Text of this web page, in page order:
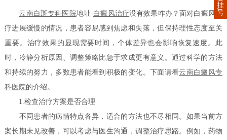
云南白斑专科医院地址-白癜风治疗没有效果咋办？面对白癜风治
疗进展缓慢的情况，患者容易感到焦虑和失落，但保持理性态度至关
重要。治疗效果的显现需要时间，个体差异也会影响恢复速度。此
时，冷静分析原因、调整策略比急于求成更有意义。通过科学的方法
和持续的努力，多数患者能看到积极的变化。下面请看云南白癜风专
科医院的介绍。
1.检查治疗方案是否合理
不同患者的病情特点各异，适合的方法也不尽相同。如果当前方
案长期未见改善，可以考虑与医生沟通，调整治疗思路。例如，药物
挂
号